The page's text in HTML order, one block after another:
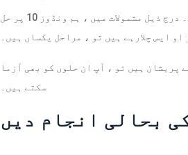
ونڈوز کے تمام ورژن میں سیف موڈ کام کرنے والا مسئلہ نہیں ہوسکتا ہے۔ درج ذیل مشمولات میں ، ہم ونڈوز 10 پر حل
ایس چلارہے ہیں تو ، مراحل یکساں ہیں۔
پریشان ہیں تو ، آپ ان حلوں کو بھی آزما
سکتے ہیں۔